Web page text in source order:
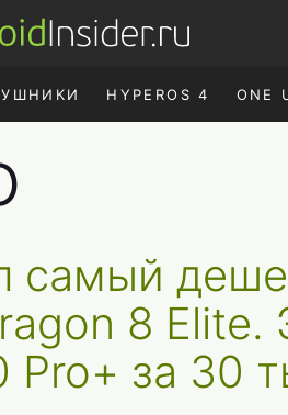
HYPEROS 4 ONE
самый
8 Elite.
Pro+ за 30